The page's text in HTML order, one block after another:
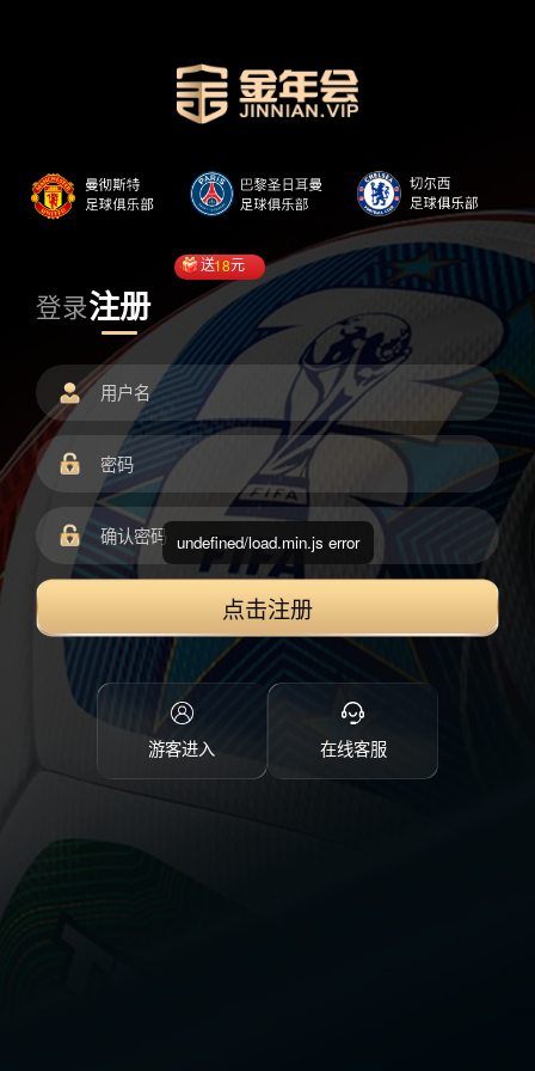
登录注册
送18元
点击注册
游客进入 在线客服
undefined/load.min.js error